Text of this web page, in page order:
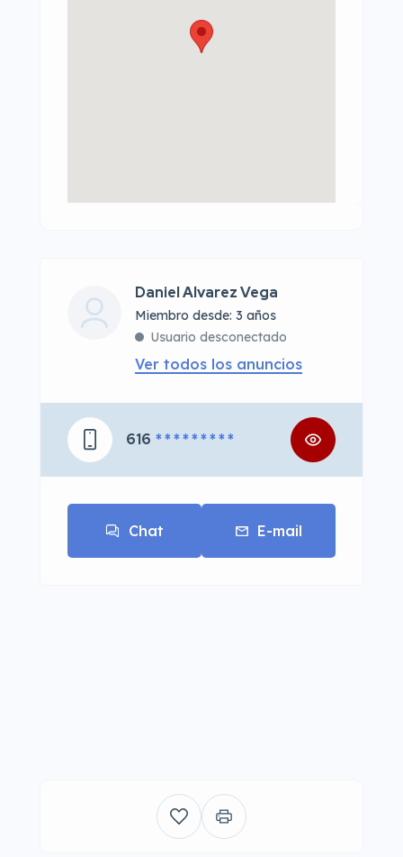
Daniel Alvarez Vega
Miembro desde: 3 años
Usuario desconectado
Ver todos los anuncios
616 * * * * * * * * *
Chat E-mail